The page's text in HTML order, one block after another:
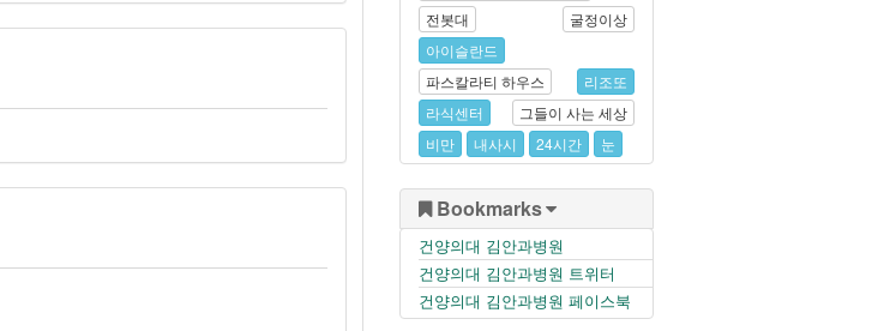
전봇대
굴정이상
아이슬란드
파스칼라티 하우스
리조또
라식센터
그들이 사는 세상
비만
내사시 24시간 눈
Bookmarks
건양의대 김안과병원
건양의대 김안과병원 트위터
건양의대 김안과병원 페이스북